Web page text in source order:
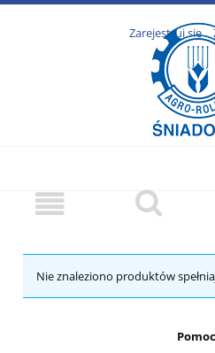
Zarejestruj się
Nie znaleziono produktów
Pomoc